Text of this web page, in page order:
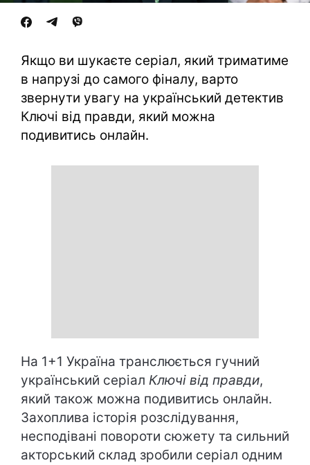
Якщо ви шукаєте серіал, який триматиме
в напрузі до самого фіналу, варто
звернути увагу на український детектив
Ключі від правди, який можна
подивитись онлайн.
На 1+1 Україна транслюється гучний
український серіал Ключі від правди,
який також можна подивитись онлайн.
Захоплива історія розслідування,
несподівані повороти сюжету та сильний
акторський склад зробили серіал одним